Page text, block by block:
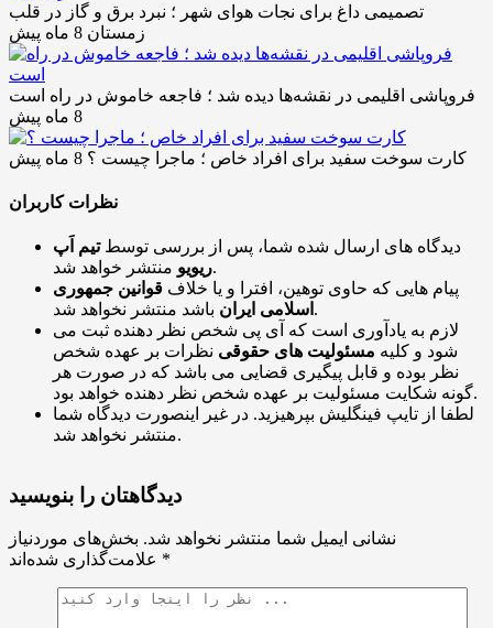
تصمیمی داغ برای نجات هوای شهر ؛ نبرد برق و گاز در قلب
زمستان 8 ماه پیش
فروپاشی اقلیمی در نقشه‌ها دیده شد ؛ فاجعه خاموش در راه است
8 ماه پیش
کارت سوخت سفید برای افراد خاص ؛ ماجرا چیست ؟ 8 ماه پیش
نظرات کاربران
دیدگاه های ارسال شده شما، پس از بررسی توسطتیم اَپ
ریویومنتشر خواهد شد.
پیام هایی که حاوی توهین، افترا و یا خلاف قوانین جمهوری
اسلامی ایران باشد منتشر نخواهد شد.
لازم به یادآوری است که آی پی شخص نظر دهنده ثبت می
شود و کلیه مسئولیت های حقوقی نظرات بر عهده شخص
نظر بوده و قابل پیگیری قضایی می باشد که در صورت هر
گونه شکایت مسئولیت بر عهده شخص نظر دهنده خواهد بود.
لطفا از تایپ فینگلیش بپرهیزید. در غیر اینصورت دیدگاه شما
منتشر نخواهد شد.
دیدگاهتان را بنویسید
نشانی ایمیل شما منتشر نخواهد شد. بخش‌های موردنیاز
*